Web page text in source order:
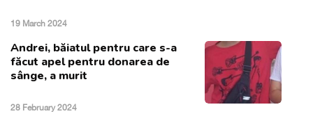
19 March 2024
Andrei, băiatul pentru care s-a
făcut apel pentru donarea de
sânge, a murit
28 February 2024